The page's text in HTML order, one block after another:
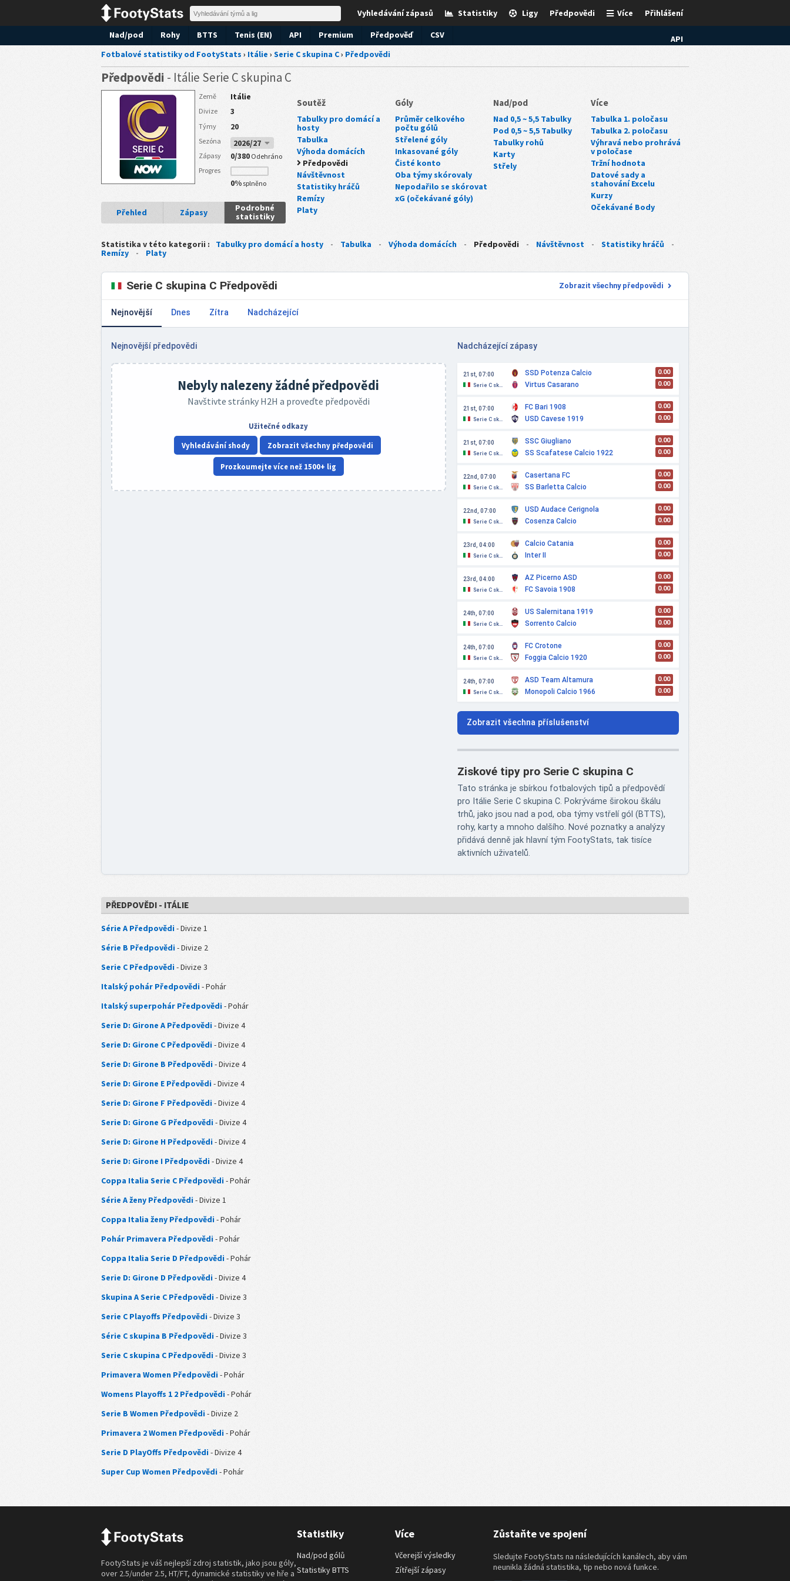
Přihlášení
Více
Předpovědi
Ligy
Statistiky
Vyhledávání zápasů
API
Nad/pod Rohy BTTS Tenis (EN) API Premium Předpověď
CSV
Fotbalové statistiky od FootyStats › Itálie › Serie C skupina C› Předpovědi
Předpovědi - Itálie Serie C skupina C
Země Itálie
Divize 3
Týmy 20
Sezóna 2026/27
Zápasy 0/380Odehráno
Progres
0%splněno
Přehled Zápasy
Podrobné
statistiky
Soutěž
Tabulky pro domácí a
hosty
Tabulka
Výhoda domácích
Předpovědi
Návštěvnost
Statistiky hráčů
Remízy
Platy
Góly
Průměr celkového
počtu gólů
Střelené góly
Inkasované góly
Čisté konto
Oba týmy skórovaly
Nepodařilo se skórovat
xG (očekávané góly)
Nad/pod
Nad 0,5 ~ 5,5 Tabulky
Pod 0,5 ~ 5,5 Tabulky
Tabulky rohů
Karty
Střely
Více
Tabulka 1. poločasu
Tabulka 2. poločasu
Výhravá nebo prohrává
v poločase
Tržní hodnota
Datové sady a
stahování Excelu
Kurzy
Očekávané Body
Statistika v této kategorii : Tabulky pro domácí a hosty - Tabulka - Výhoda domácích - Předpovědi - Návštěvnost - Statistiky hráčů -
Remízy - Platy
Serie C skupina C Předpovědi Zobrazit všechny předpovědi
Nejnovější Dnes Zítra Nadcházející
Nejnovější předpovědi
Nebyly nalezeny žádné předpovědi
Navštivte stránky H2H a proveďte předpovědi
Užitečné odkazy
Vyhledávání shody Zobrazit všechny předpovědi
Prozkoumejte více než 1500+ lig
Nadcházející zápasy
21st, 07:00
Serie C skupina C
SSD Potenza Calcio 0.00
Virtus Casarano 0.00
21st, 07:00
Serie C skupina C
FC Bari 1908 0.00
USD Cavese 1919 0.00
21st, 07:00
Serie C skupina C
SSC Giugliano 0.00
SS Scafatese Calcio 1922 0.00
22nd, 07:00
Serie C skupina C
Casertana FC 0.00
SS Barletta Calcio 0.00
22nd, 07:00
Serie C skupina C
USD Audace Cerignola 0.00
Cosenza Calcio 0.00
23rd, 04:00
Serie C skupina C
Calcio Catania 0.00
Inter II 0.00
23rd, 04:00
Serie C skupina C
AZ Picerno ASD 0.00
FC Savoia 1908 0.00
24th, 07:00
Serie C skupina C
US Salernitana 1919 0.00
Sorrento Calcio 0.00
24th, 07:00
Serie C skupina C
FC Crotone 0.00
Foggia Calcio 1920 0.00
24th, 07:00
Serie C skupina C
ASD Team Altamura 0.00
Monopoli Calcio 1966 0.00
Zobrazit všechna příslušenství
Ziskové tipy pro Serie C skupina C
Tato stránka je sbírkou fotbalových tipů a předpovědí
pro Itálie Serie C skupina C. Pokrýváme širokou škálu
trhů, jako jsou nad a pod, oba týmy vstřelí gól (BTTS),
rohy, karty a mnoho dalšího. Nové poznatky a analýzy
přidává denně jak hlavní tým FootyStats, tak tisíce
aktivních uživatelů.
PŘEDPOVĚDI - ITÁLIE
Série A Předpovědi - Divize 1
Série B Předpovědi- Divize 2
Serie C Předpovědi- Divize 3
Italský pohár Předpovědi- Pohár
Italský superpohár Předpovědi- Pohár
Serie D: Girone A Předpovědi- Divize 4
Serie D: Girone C Předpovědi- Divize 4
Serie D: Girone B Předpovědi- Divize 4
Serie D: Girone E Předpovědi- Divize 4
Serie D: Girone F Předpovědi- Divize 4
Serie D: Girone G Předpovědi- Divize 4
Serie D: Girone H Předpovědi- Divize 4
Serie D: Girone I Předpovědi- Divize 4
Coppa Italia Serie C Předpovědi- Pohár
Série A ženy Předpovědi- Divize 1
Coppa Italia ženy Předpovědi- Pohár
Pohár Primavera Předpovědi- Pohár
Coppa Italia Serie D Předpovědi- Pohár
Serie D: Girone D Předpovědi- Divize 4
Skupina A Serie C Předpovědi- Divize 3
Serie C Playoffs Předpovědi- Divize 3
Série C skupina B Předpovědi- Divize 3
Serie C skupina C Předpovědi- Divize 3
Primavera Women Předpovědi- Pohár
Womens Playoffs 1 2 Předpovědi- Pohár
Serie B Women Předpovědi- Divize 2
Primavera 2 Women Předpovědi- Pohár
Serie D PlayOffs Předpovědi- Divize 4
Super Cup Women Předpovědi- Pohár
FootyStats je váš nejlepší zdroj statistik, jako jsou góly,
over 2.5/under 2.5, HT/FT, dynamické statistiky ve hře a
Statistiky
Nad/pod gólů
Statistiky BTTS
Více
Včerejší výsledky
Zítřejší zápasy
Zůstaňte ve spojení
Sledujte FootyStats na následujících kanálech, aby vám
neunikla žádná statistika, tip nebo nová funkce.